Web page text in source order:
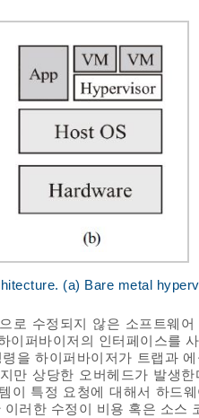
(a) Bare metal
로 수정되지 않은 소프트웨
이퍼바이저의 인터페이스를
을 하이퍼바이저가 트랩과
만 상당한 오버헤드가 발생
이 특정 요청에 대해서 하드
러한 수정이 비용 혹은 소스